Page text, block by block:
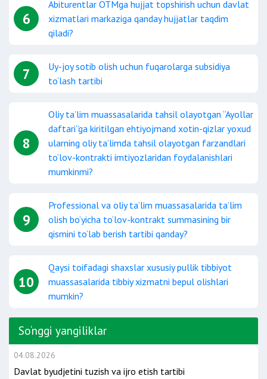
6
Abiturentlar OTMga hujjat topshirish uchun davlat
xizmatlari markaziga qanday hujjatlar taqdim
qiladi?
7
Uy-joy sotib olish uchun fuqarolarga subsidiya
to‘lash tartibi
8
Oliy taʼlim muassasalarida tahsil olayotgan “Ayollar
daftari”ga kiritilgan ehtiyojmand xotin-qizlar yoxud
ularning oliy taʼlimda tahsil olayotgan farzandlari
to‘lov-kontrakti imtiyozlaridan foydalanishlari
mumkinmi?
9
Professional va oliy taʼlim muassasalarida taʼlim
olish bo‘yicha to‘lov-kontrakt summasining bir
qismini to‘lab berish tartibi qanday?
10
Qaysi toifadagi shaxslar xususiy pullik tibbiyot
muassasalarida tibbiy xizmatni bepul olishlari
mumkin?
So‘nggi yangiliklar
04.08.2026
Davlat byudjetini tuzish va ijro etish tartibi